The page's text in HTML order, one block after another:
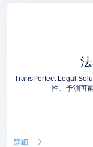
TransPerfect Legal
性、予測可
詳細